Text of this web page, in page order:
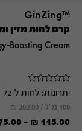
™GinZing
קרם לחות מזין
Boosting Cream
יתרונות: לחות ל-72 שעות, עור זוהר
100 מ"ל / ₪ 380.00
₪ 115.00
-